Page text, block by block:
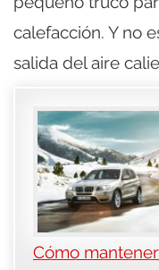
calefacción. Y no
salida del aire
Cómo